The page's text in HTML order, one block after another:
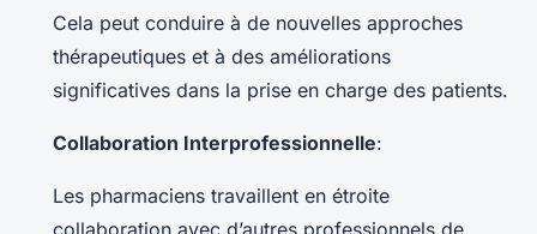
Cela peut conduire à de nouvelles approches
thérapeutiques et à des améliorations
significatives dans la prise en charge des patients.
Collaboration Interprofessionnelle:
Les pharmaciens travaillent en étroite